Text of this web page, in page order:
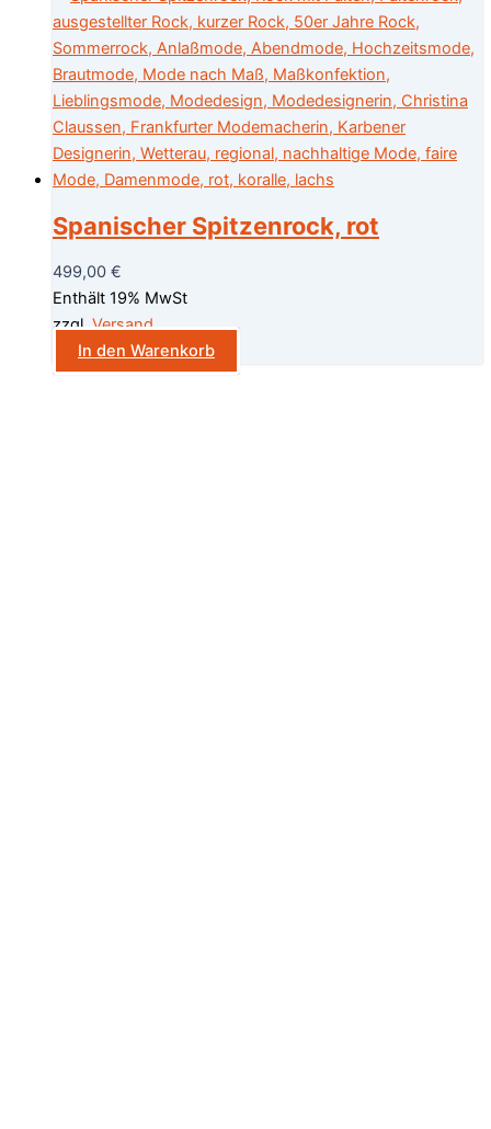
Spanischer Spitzenrock, rot
499,00 €
Enthält 19% MwSt
zzgl. Versand
In den Warenkorb